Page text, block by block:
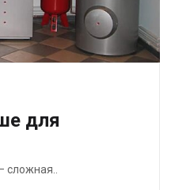
для
сложная..